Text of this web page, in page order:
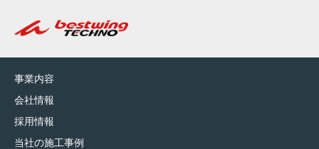
事業内容
会社情報
採用情報
当社の施工事例